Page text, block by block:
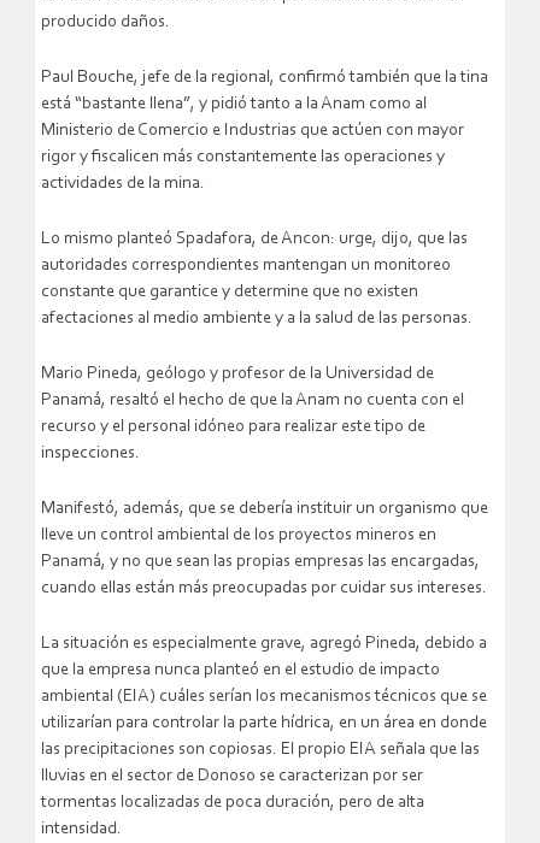
producido daños.
Paul Bouche, jefe de la regional, confirmó también que la tina
está “bastante llena”, y pidió tanto a la Anam como al
Ministerio de Comercio e Industrias que actúen con mayor
rigor y fiscalicen más constantemente las operaciones y
actividades de la mina.
Lo mismo planteó Spadafora, de Ancon: urge, dijo, que las
autoridades correspondientes mantengan un monitoreo
constante que garantice y determine que no existen
afectaciones al medio ambiente y a la salud de las personas.
Mario Pineda, geólogo y profesor de la Universidad de
Panamá, resaltó el hecho de que la Anam no cuenta con el
recurso y el personal idóneo para realizar este tipo de
inspecciones.
Manifestó, además, que se debería instituir un organismo que
lleve un control ambiental de los proyectos mineros en
Panamá, y no que sean las propias empresas las encargadas,
cuando ellas están más preocupadas por cuidar sus intereses.
La situación es especialmente grave, agregó Pineda, debido a
que la empresa nunca planteó en el estudio de impacto
ambiental (EIA) cuáles serían los mecanismos técnicos que se
utilizarían para controlar la parte hídrica, en un área en donde
las precipitaciones son copiosas. El propio EIA señala que las
lluvias en el sector de Donoso se caracterizan por ser
tormentas localizadas de poca duración, pero de alta
intensidad.